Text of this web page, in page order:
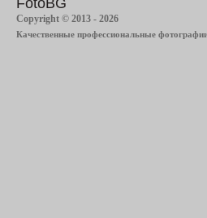
FotoBG
Copyright © 2013 - 2026
Качественные профессиональные